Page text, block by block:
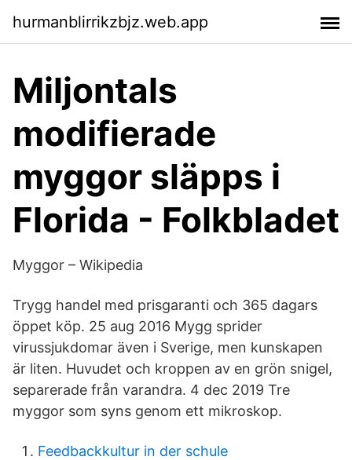
hurmanblirrikzbjz.web.app
Miljontals
modifierade
myggor släpps i
Florida - Folkbladet
Myggor – Wikipedia
Trygg handel med prisgaranti och 365 dagars
öppet köp. 25 aug 2016 Mygg sprider
virussjukdomar även i Sverige, men kunskapen
är liten. Huvudet och kroppen av en grön snigel,
separerade från varandra. 4 dec 2019 Tre
myggor som syns genom ett mikroskop.
Feedbackkultur in der schule